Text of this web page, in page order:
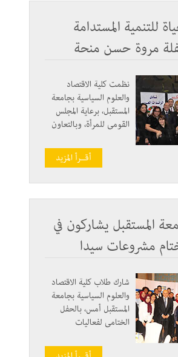
للتنمية المستدامة
مروة حسن منحة
الحياة
نظمت كلية الاقتصاد
والعلوم السياسية بجامعة
المستقبل، برعاية المجلس
القومي للمرأة، وبالتعاون
المستدامة والمجلس العربي
للمسؤولية المجتمعية،
لمصر بكره"، حيث التقى
المشاركون بالندوة بالشباب
لحثهم على المشاركة
الايجابية بالمجتمع وأن
صناعة مستقبل الوطن.
أقــرأ المزيد
المستقبل يشاركون في
مشروعات سيدا
شارك طلاب كلية الاقتصاد
والعلوم السياسية بجامعة
المستقبل أمس، بالحفل
الختامي لفعاليات
نظمه المجلس العربي